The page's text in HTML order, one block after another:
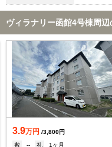
ヴィラナリー函館4号棟周
3.9万円 /3,800円
敷
-- 礼
1ヶ月